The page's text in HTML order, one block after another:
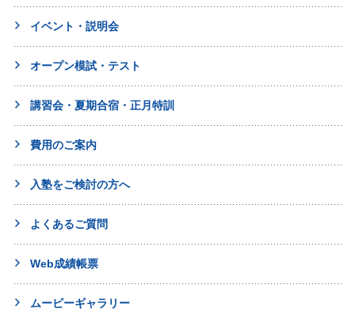
イベント・説明会
オープン模試・テスト
講習会・夏期合宿・正月特訓
費用のご案内
入塾をご検討の方へ
よくあるご質問
Web成績帳票
ムービーギャラリー